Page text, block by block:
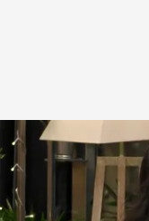
La soltera cae en el
Alba de la
Madrid, 03 FEB